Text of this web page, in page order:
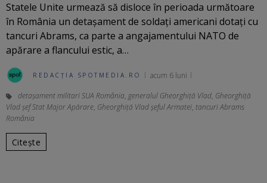
Statele Unite urmează să disloce în perioada următoare
în România un detașament de soldați americani dotați cu
tancuri Abrams, ca parte a angajamentului NATO de
apărare a flancului estic, a…
REDACȚIA SPOTMEDIA.RO acum 6 luni
detașament militari SUA România, generalul Gheorghiță Vlad, Gheorghiță
Vlad șef Stat Major Apărare, Gheorghiță Vlad şeful Armatei, tancuri Abrams
România
Citește